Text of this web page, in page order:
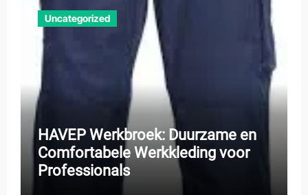
Uncategorized
HAVEP Werkbroek: Duurzame en
Comfortabele Werkkleding voor
Professionals